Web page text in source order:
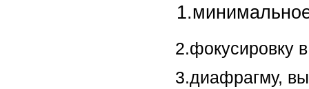
2.фокусировку
3.диафрагму,